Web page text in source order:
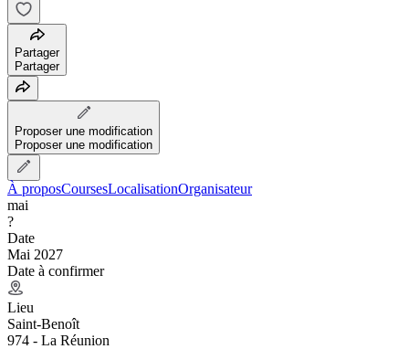
Partager
Partager
Proposer une modification
Proposer une modification
À proposCoursesLocalisationOrganisateur
mai
?
Date
Mai 2027
Date à confirmer
Lieu
Saint-Benoît
974 - La Réunion